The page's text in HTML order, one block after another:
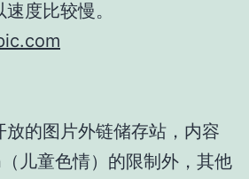
度比较慢。
的图片外链储存站，内容
儿童色情）的限制外，其他